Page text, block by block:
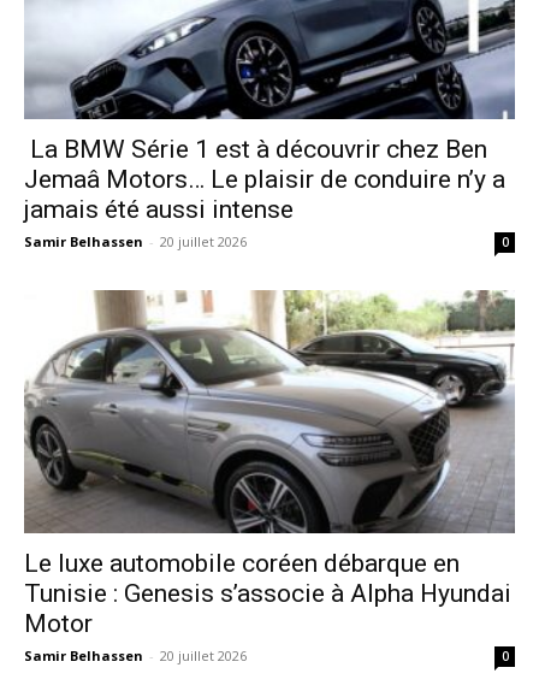
La BMW Série 1 est à découvrir chez Ben
Jemaâ Motors… Le plaisir de conduire n’y a
jamais été aussi intense
Samir Belhassen - 20 juillet 2026 0
Le luxe automobile coréen débarque en
Tunisie : Genesis s’associe à Alpha Hyundai
Motor
Samir Belhassen - 20 juillet 2026 0